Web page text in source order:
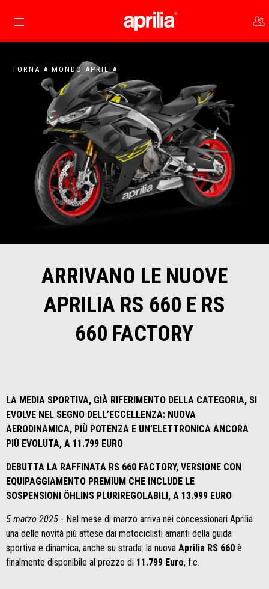
Vai al contenuto principale
TORNA A MONDO APRILIA
ARRIVANO LE NUOVE
APRILIA RS 660 E RS
660 FACTORY
LA MEDIA SPORTIVA, GIÀ RIFERIMENTO DELLA CATEGORIA, SI
EVOLVE NEL SEGNO DELL’ECCELLENZA: NUOVA
AERODINAMICA, PIÙ POTENZA E UN’ELETTRONICA ANCORA
PIÙ EVOLUTA, A 11.799 EURO
DEBUTTA LA RAFFINATA RS 660 FACTORY, VERSIONE CON
EQUIPAGGIAMENTO PREMIUM CHE INCLUDE LE
SOSPENSIONI ÖHLINS PLURIREGOLABILI, A 13.999 EURO
5 marzo 2025 - Nel mese di marzo arriva nei concessionari Aprilia
una delle novità più attese dai motociclisti amanti della guida
sportiva e dinamica, anche su strada: la nuova Aprilia RS 660 è
finalmente disponibile al prezzo di 11.799 Euro, f.c.